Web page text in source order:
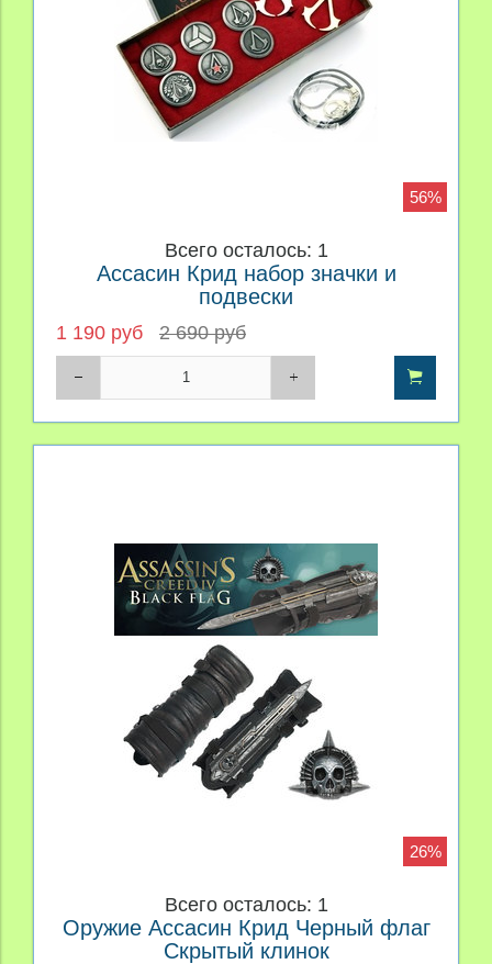
56%
Всего осталось: 1
Ассасин Крид набор значки и
подвески
1 190 руб 2 690 руб
26%
Всего осталось: 1
Оружие Ассасин Крид Черный флаг
Скрытый клинок